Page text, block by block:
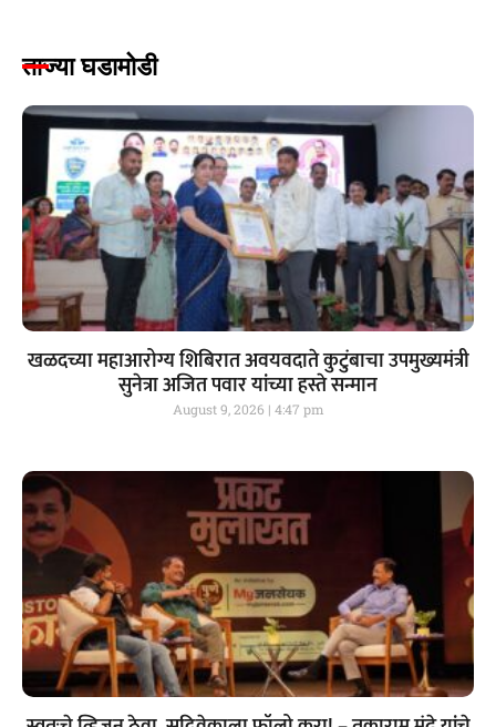
ताज्या घडामोडी
खळदच्या महाआरोग्य शिबिरात अवयवदाते कुटुंबाचा उपमुख्यमंत्री
सुनेत्रा अजित पवार यांच्या हस्ते सन्मान
August 9, 2026 4:47 pm